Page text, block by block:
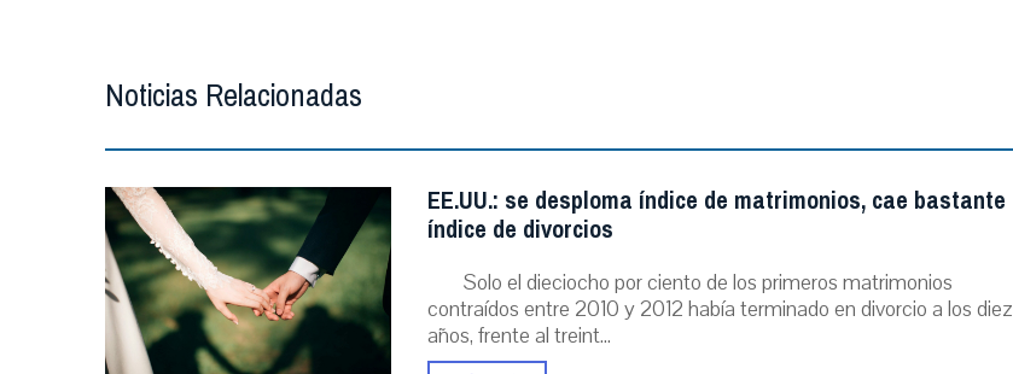
Noticias Relacionadas
EE.UU.: se desploma índice de matrimonios, cae bastante
índice de divorcios
Solo el dieciocho por ciento de los primeros matrimonios
contraídos entre 2010 y 2012 había terminado en divorcio a los diez
años, frente al treint...